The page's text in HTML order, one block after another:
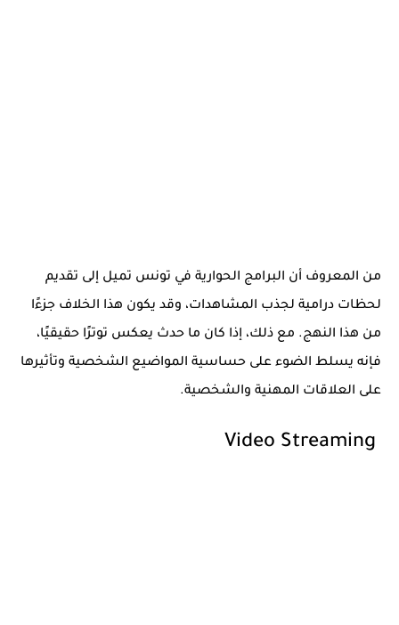
من المعروف أن البرامج الحوارية في تونس تميل إلى تقديم
لحظات درامية لجذب المشاهدات، وقد يكون هذا الخلاف جزءًا
من هذا النهج. مع ذلك، إذا كان ما حدث يعكس توترًا حقيقيًا،
فإنه يسلط الضوء على حساسية المواضيع الشخصية وتأثيرها
على العلاقات المهنية والشخصية.